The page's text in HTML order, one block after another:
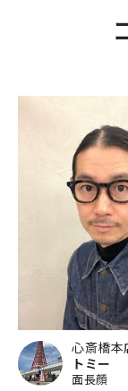
心斎橋本
トミー
面長顔